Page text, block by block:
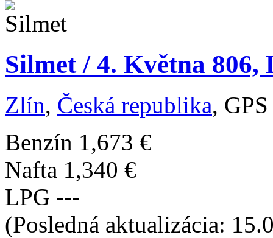
Silmet / 4. Května
Zlín, Česká republika,
Benzín 1,673 €
Nafta 1,340 €
LPG ---
(Posledná aktualizácia: